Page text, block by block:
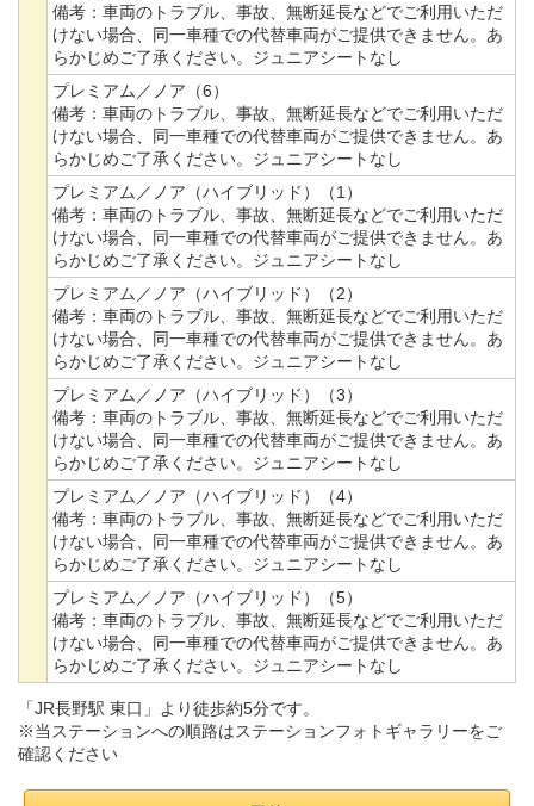
備考： 車両のトラブル、事故、無断延長などでご利用いただ
けない場合、同一車種での代替車両がご提供できません。あ
らかじめご了承ください。ジュニアシートなし
プレミアム／ノア（6）
備考： 車両のトラブル、事故、無断延長などでご利用いただ
けない場合、同一車種での代替車両がご提供できません。あ
らかじめご了承ください。ジュニアシートなし
プレミアム／ノア（ハイブリッド）（1）
備考： 車両のトラブル、事故、無断延長などでご利用いただ
けない場合、同一車種での代替車両がご提供できません。あ
らかじめご了承ください。ジュニアシートなし
プレミアム／ノア（ハイブリッド）（2）
備考： 車両のトラブル、事故、無断延長などでご利用いただ
けない場合、同一車種での代替車両がご提供できません。あ
らかじめご了承ください。ジュニアシートなし
プレミアム／ノア（ハイブリッド）（3）
備考： 車両のトラブル、事故、無断延長などでご利用いただ
けない場合、同一車種での代替車両がご提供できません。あ
らかじめご了承ください。ジュニアシートなし
プレミアム／ノア（ハイブリッド）（4）
備考： 車両のトラブル、事故、無断延長などでご利用いただ
けない場合、同一車種での代替車両がご提供できません。あ
らかじめご了承ください。ジュニアシートなし
プレミアム／ノア（ハイブリッド）（5）
備考： 車両のトラブル、事故、無断延長などでご利用いただ
けない場合、同一車種での代替車両がご提供できません。あ
らかじめご了承ください。ジュニアシートなし
「JR長野駅 東口」より徒歩約5分です。
※当ステーションへの順路はステーションフォトギャラリーをご
確認ください